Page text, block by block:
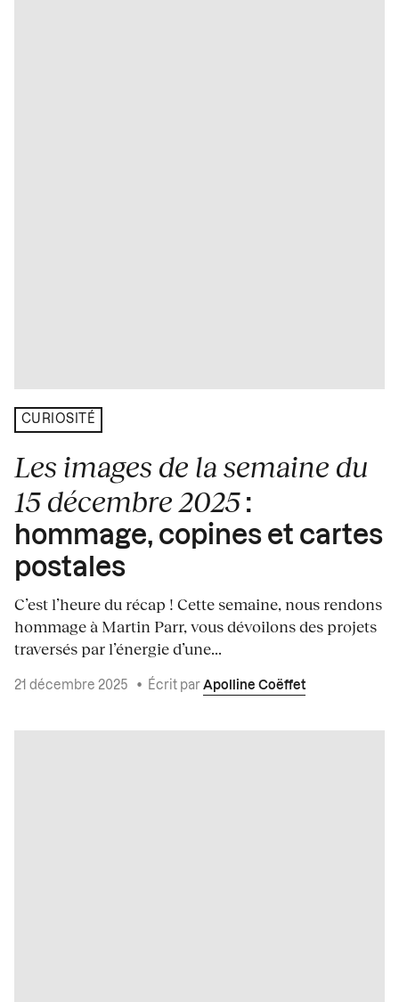
CURIOSITÉ
Les images de la semaine du
15 décembre 2025 :
hommage, copines et cartes
postales
C’est l’heure du récap ! Cette semaine, nous rendons
hommage à Martin Parr, vous dévoilons des projets
traversés par l’énergie d’une...
21 décembre 2025 • Écrit par Apolline Coëffet